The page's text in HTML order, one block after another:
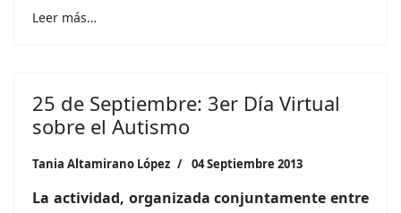
Leer más…
25 de Septiembre: 3er Día Virtual
sobre el Autismo
Tania Altamirano López 04 Septiembre 2013
La actividad, organizada conjuntamente entre